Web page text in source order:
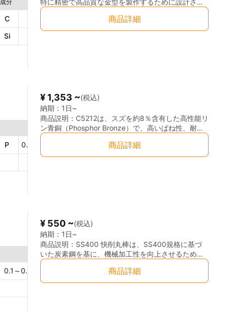
換器やヒートシンクに使用されます。 ◎優れた耐腐
食性： C1100は酸化や腐食に対して非常に強く、湿
気や塩水環境でも長期間耐久性を保ちます。これに
は純銅線となります。
成分
C
Si
≦1.8％
特に精密で高品質な金型を製作するために設計され
た材料です。優れた機械的特性、耐摩耗性、そして
非常に高い表面仕上げ性を誇り、精密な成形部品の
製造に最適です。NAK80は、特に複雑な形状の金型
に行えます。 ◎高い靭性と強度: NAK80は、金型が
高い耐久性を持つように設計されています。衝撃や
負荷に対しても優れた靭性と強度を発揮し、金型の
変形を防ぎます。 納入状態：プリハードン
商品詳細
P 0.03～0.35
¥ 1,353 ~(税込)
納期： 1日~
商品説明： C5212は、スズを約8％含有した高性能リ
ン青銅（Phosphor Bronze）で、高いばね性、耐摩
耗性、耐食性、導電性をバランスよく兼ね備えた銅
合金です。優れた機械的強度と耐久性を持ち、接点
ばね・端子・スイッチ部品などに広く使用されてい
商品詳細
0.1～0.35
¥ 550 ~(税込)
納期： 1日~
商品説明： SS400 快削丸棒は、SS400規格に基づ
いた炭素鋼を基に、機械加工性を向上させるために
硫黄などの合金元素を添加した素材です。通常の
SS400鋼に比べて切削性が大幅に改善されており、
加工時の工具の摩耗が少なく、効率的に加工できる
商品詳細